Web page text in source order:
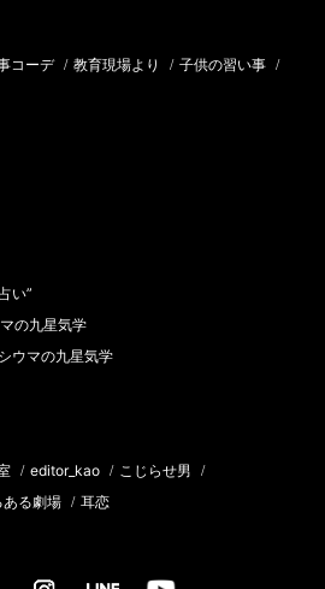
コーデ / 教育現場より / 子供の習い事 /
い”
の九星気学
ウマの九星気学
/ editor_kao / こじらせ男 /
ある劇場 / 耳恋